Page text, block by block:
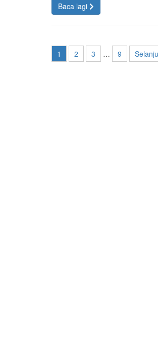
Baca lagi
1 2 3 … 9